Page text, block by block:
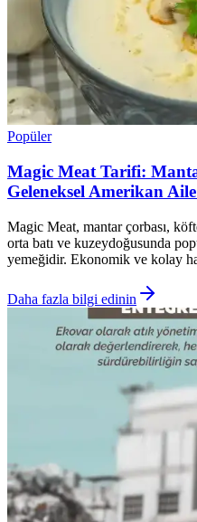
Popüler
Magic Meat Tarifi:
Geleneksel Amerikan
Magic Meat, mantar çorbası,
orta batı ve kuzeydoğusunda
yemeğidir. Ekonomik ve kolay
Daha fazla bilgi edinin